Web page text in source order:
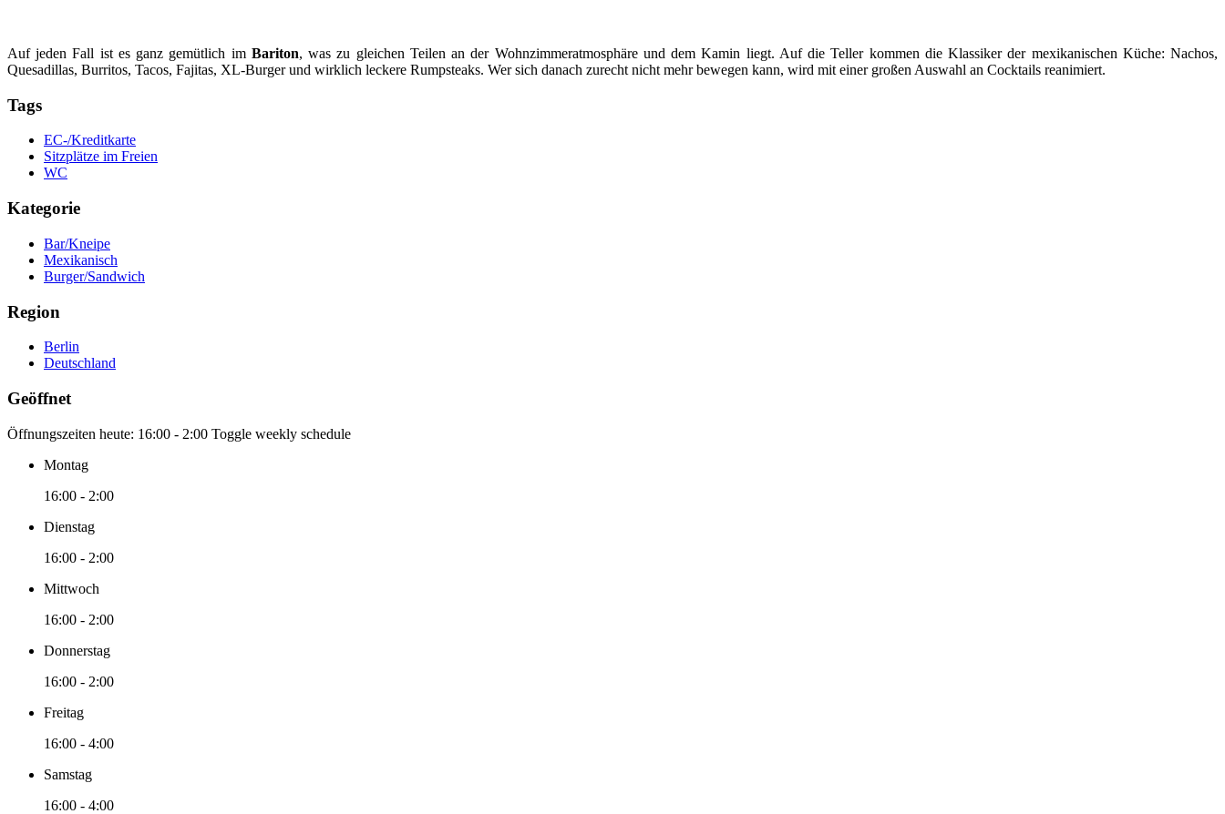
Auf jeden Fall ist es ganz gemütlich im Bariton, was zu gleichen Teilen an der Wohnzimmeratmosphäre und dem Kamin liegt. Auf die Teller kommen die Klassiker der mexikanischen Küche: Nachos,
Quesadillas, Burritos, Tacos, Fajitas, XL-Burger und wirklich leckere Rumpsteaks. Wer sich danach zurecht nicht mehr bewegen kann, wird mit einer großen Auswahl an Cocktails reanimiert.
Tags
EC-/Kreditkarte
Sitzplätze im Freien
WC
Kategorie
Bar/Kneipe
Mexikanisch
Burger/Sandwich
Region
Berlin
Deutschland
Geöffnet
Öffnungszeiten heute: 16:00 - 2:00 Toggle weekly schedule
Montag
16:00 - 2:00
Dienstag
16:00 - 2:00
Mittwoch
16:00 - 2:00
Donnerstag
16:00 - 2:00
Freitag
16:00 - 4:00
Samstag
16:00 - 4:00